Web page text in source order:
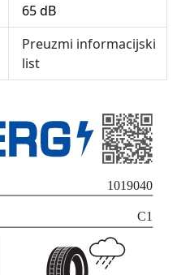
65 dB
Preuzmi informacijski
list